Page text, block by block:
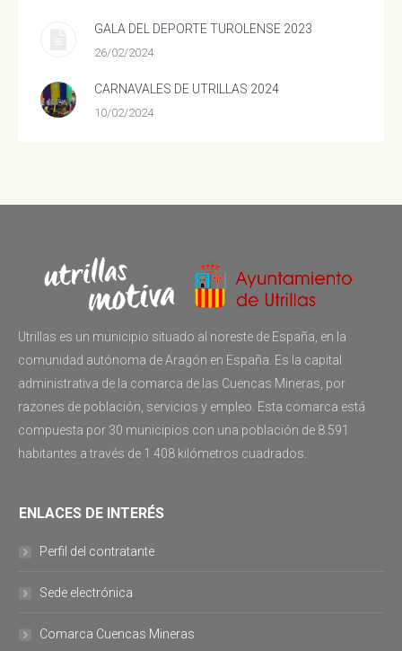
GALA DEL DEPORTE TUROLENSE 2023
26/02/2024
CARNAVALES DE UTRILLAS 2024
10/02/2024
Utrillas es un municipio situado al noreste de España, en la
comunidad autónoma de Aragón en España. Es la capital
administrativa de la comarca de las Cuencas Mineras, por
razones de población, servicios y empleo. Esta comarca está
compuesta por 30 municipios con una población de 8.591
habitantes a través de 1.408 kilómetros cuadrados.
ENLACES DE INTERÉS
Perfil del contratante
Sede electrónica
Comarca Cuencas Mineras